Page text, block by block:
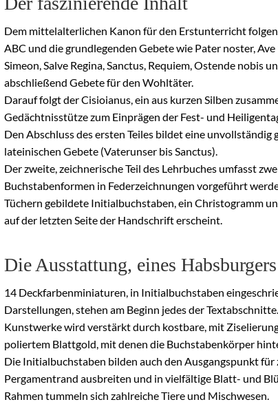
Dem mittelalterlichen Kanon für den Erstunterricht
ABC und die grundlegenden Gebete wie Pater noster,
Simeon, Salve Regina, Sanctus, Requiem, Ostende nobis
abschließend Gebete für den Wohltäter.
Darauf folgt der Cisioianus, ein aus kurzen Silben
Gedächtnisstütze zum Einprägen der Fest- und
Den Abschluss des ersten Teiles bildet eine
lateinischen Gebete (Vaterunser bis Sanctus).
Der zweite, zeichnerische Teil des Lehrbuches umfasst
Buchstabenformen in Federzeichnungen vorgeführt
Tüchern gebildete Initialbuchstaben, ein Christogramm
auf der letzten Seite der Handschrift erscheint.
Die Ausstattung, eines
14 Deckfarbenminiaturen, in Initialbuchstaben
Darstellungen, stehen am Beginn jedes der
Kunstwerke wird verstärkt durch kostbare, mit
poliertem Blattgold, mit denen die Buchstabenkörper
Die Initialbuchstaben bilden auch den Ausgangspunkt
Pergamentrand ausbreiten und in vielfältige Blatt- und
Rahmen tummeln sich zahlreiche Tiere und Mischwesen.